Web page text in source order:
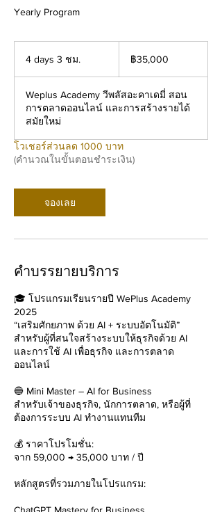
Yearly Program
4 days 3 ชม.
y
s
ช
ม
.
บาท฿35,000
Weplus Academy วีพลัสอะคาเดมี่ สอน
การตลาดออนไลน์ และการสร้างรายได้
สมัยใหม่
โวเชอร์ส่วนลด 1000 บาท
(คำนวณในขั้นตอนชำระเงิน)
จองเลย
คำบรรยายบริการ
🎓 โปรแกรมเรียนรายปี WePlus Academy
2025
“เสริมศักยภาพ ด้วย AI + ระบบอัตโนมัติ”
สำหรับผู้ที่สนใจสร้างระบบให้ธุรกิจด้วย AI
และการใช้ AI เพื่อธุรกิจ และการตลาด
ออนไลน์
🔵 Mini Master – AI for Business
สำหรับเจ้าของธุรกิจ, นักการตลาด, หรือผู้ที่
ต้องการระบบ AI ทำงานแทนทีม
💰 ราคาโปรโมชั่น:
จาก 59,000 → 35,000 บาท / ปี
หลักสูตรที่รวมภายในโปรแกรม: